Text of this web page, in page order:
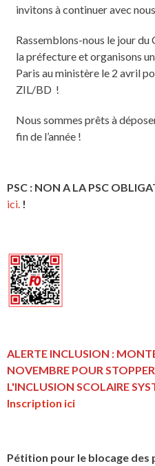
invitons à continuer avec
Rassemblons-nous le jour du
la préfecture et organisons
Paris au ministère le 2 avril
ZIL/BD !
Nous sommes prêts à
fin de l’année !
PSC : NON A LA PSC
ici. !
ALERTE INCLUSION :
NOVEMBRE POUR
L'INCLUSION SCOLAIRE
Inscription ici
Pétition pour le blocage des